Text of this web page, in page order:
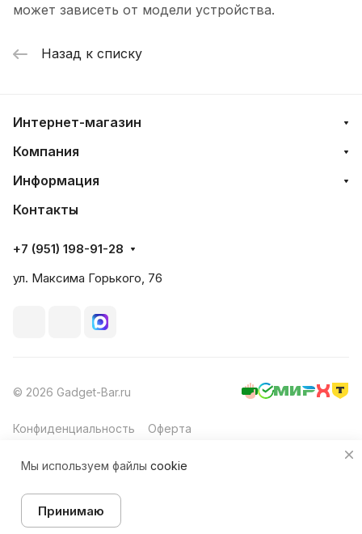
может зависеть от модели устройства.
Назад к списку
Главная Каталог
Интернет-магазин
Компания
Информация
Контакты
+7 (951) 198-91-28
ул. Максима Горького, 76
© 2026 Gadget-Bar.ru
Конфиденциальность Оферта
Мы используем файлы cookie
Принимаю